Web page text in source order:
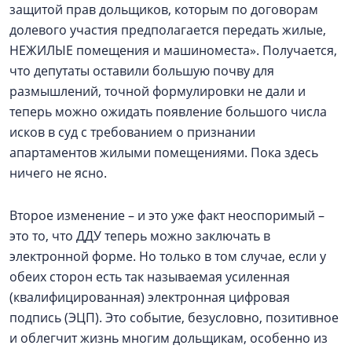
защитой прав дольщиков, которым по договорам
долевого участия предполагается передать жилые,
НЕЖИЛЫЕ помещения и машиноместа». Получается,
что депутаты оставили большую почву для
размышлений, точной формулировки не дали и
теперь можно ожидать появление большого числа
исков в суд с требованием о признании
апартаментов жилыми помещениями. Пока здесь
ничего не ясно.
Второе изменение – и это уже факт неоспоримый –
это то, что ДДУ теперь можно заключать в
электронной форме. Но только в том случае, если у
обеих сторон есть так называемая усиленная
(квалифицированная) электронная цифровая
подпись (ЭЦП). Это событие, безусловно, позитивное
и облегчит жизнь многим дольщикам, особенно из